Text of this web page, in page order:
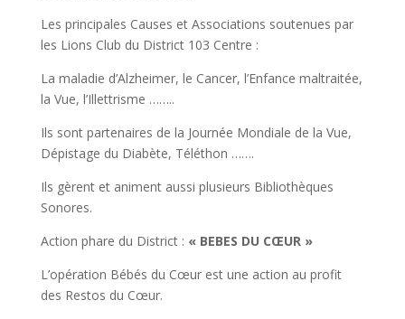
Les principales Causes et Associations soutenues par
les Lions Club du District 103 Centre :
La maladie d’Alzheimer, le Cancer, l’Enfance maltraitée,
la Vue, l’Illettrisme ……..
Ils sont partenaires de la Journée Mondiale de la Vue,
Dépistage du Diabète, Téléthon …….
Ils gèrent et animent aussi plusieurs Bibliothèques
Sonores.
Action phare du District : « BEBES DU CŒUR »
L’opération Bébés du Cœur est une action au profit
des Restos du Cœur.